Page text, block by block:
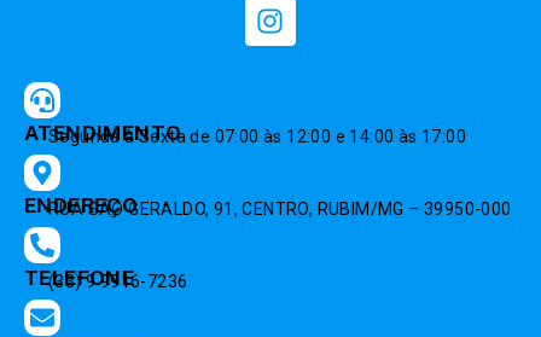
ATENDIMENTO
Segunda à Sexta de 07:00 às 12:00 e 14:00 às 17:00
ENDEREÇO
RUA SÃO GERALDO, 91, CENTRO, RUBIM/MG – 39950-000
TELEFONE
(33) 9 9916-7236